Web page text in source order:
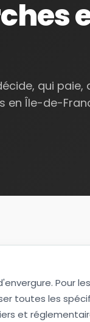
qui paie,
en Île-de-
Pour
toutes les
et